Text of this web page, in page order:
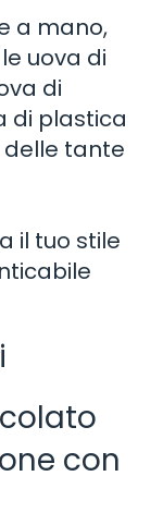
a mano,
uova di
di
di plastica
delle tante
il tuo stile
con